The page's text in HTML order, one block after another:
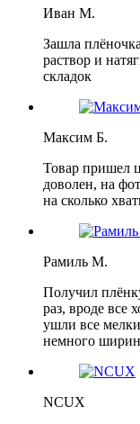
Иван М.
Зашла
раствор и
складок
Максим Б.
Товар пришел
доволен, на
на сколько
Рамиль М.
Получил
раз, вроде все
ушли все
немного
NCUX